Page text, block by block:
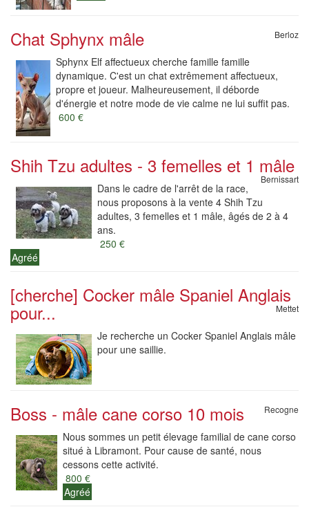
Chat Sphynx mâle Berloz
Sphynx Elf affectueux cherche famille famille
dynamique. C'est un chat extrêmement affectueux,
propre et joueur. Malheureusement, il déborde
d'énergie et notre mode de vie calme ne lui suffit pas.
600 €
Shih Tzu adultes - 3 femelles et 1 mâle
Bernissart
Dans le cadre de l'arrêt de la race,
nous proposons à la vente 4 Shih Tzu
adultes, 3 femelles et 1 mâle, âgés de 2 à 4
ans.
250 €
Agréé
[cherche] Cocker mâle Spaniel Anglais
pour... Mettet
Je recherche un Cocker Spaniel Anglais mâle
pour une saillie.
Boss - mâle cane corso 10 mois Recogne
Nous sommes un petit élevage familial de cane corso
situé à Libramont. Pour cause de santé, nous
cessons cette activité.
800 €
Agréé